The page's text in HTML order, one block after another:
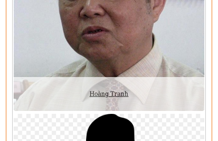
Hoàng Tranh